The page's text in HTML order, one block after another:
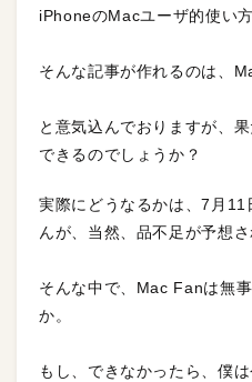
iPhoneのMacユーザ的使い
そんな記事が作れるのは、
と意気込んでおりますが、
できるのでしょうか？
実際にどうなるかは、7月
んが、当然、品不足が予想さ
そんな中で、Mac Fanは無
か。
もし、できなかったら、僕